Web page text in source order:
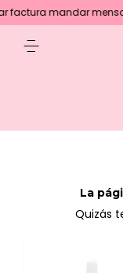
factura mandar
La
Quizás